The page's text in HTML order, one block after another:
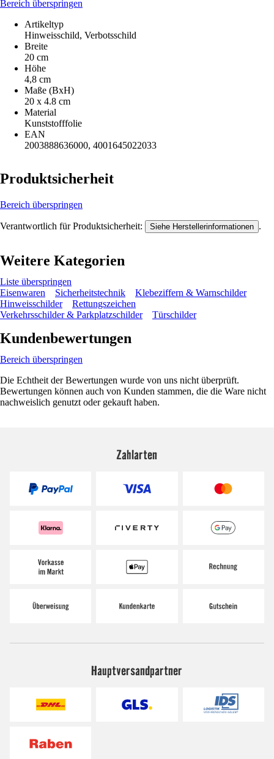
Bereich überspringen
Artikeltyp
Hinweisschild, Verbotsschild
Breite
20 cm
Höhe
4,8 cm
Maße (BxH)
20 x 4.8 cm
Material
Kunststofffolie
EAN
2003888636000, 4001645022033
Produktsicherheit
Bereich überspringen
Verantwortlich für Produktsicherheit: Siehe Herstellerinformationen .
Weitere Kategorien
Liste überspringen
Eisenwaren
Sicherheitstechnik
Klebeziffern & Warnschilder
Hinweisschilder
Rettungszeichen
Verkehrsschilder & Parkplatzschilder
Türschilder
Kundenbewertungen
Bereich überspringen
Die Echtheit der Bewertungen wurde von uns nicht überprüft.
Bewertungen können auch von Kunden stammen, die die Ware nicht
nachweislich genutzt oder gekauft haben.
Zahlarten
Hauptversandpartner